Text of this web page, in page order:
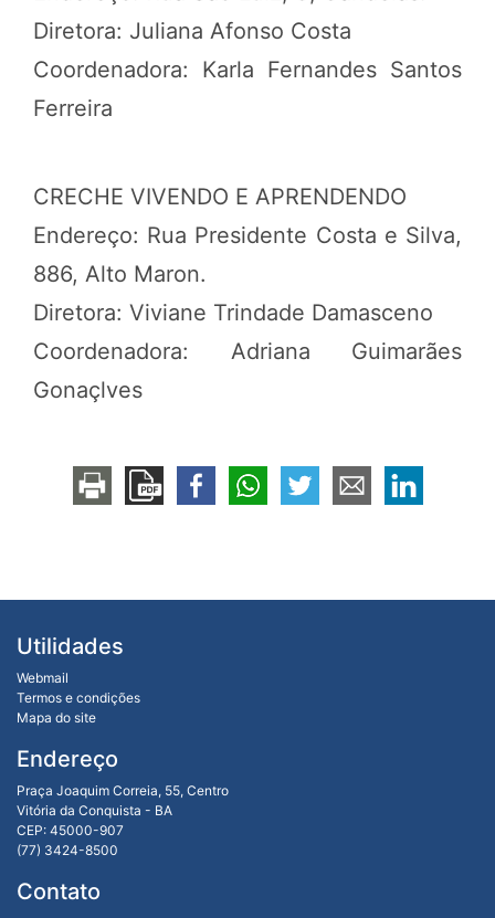
Diretora: Juliana Afonso Costa
Coordenadora: Karla Fernandes Santos
Ferreira
CRECHE VIVENDO E APRENDENDO
Endereço: Rua Presidente Costa e Silva,
886, Alto Maron.
Diretora: Viviane Trindade Damasceno
Coordenadora: Adriana Guimarães
Gonaçlves
Utilidades
Webmail
Termos e condições
Mapa do site
Endereço
Praça Joaquim Correia, 55, Centro
Vitória da Conquista - BA
CEP: 45000-907
(77) 3424-8500
Contato